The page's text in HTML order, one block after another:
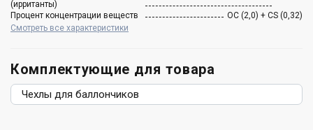
(ирританты)
Процент концентрации веществ
ОС (2,0) + CS (0,32)
Смотреть все характеристики
Комплектующие для товара
Чехлы для баллончиков